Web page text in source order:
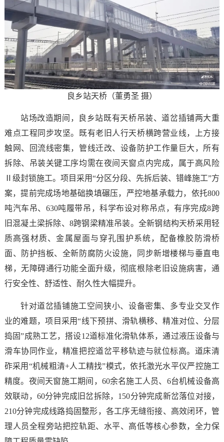
良乡站天桥（董勇圣 摄）
站场改造期间，良乡站既有天桥吊装、道岔插铺两大重
难点工程同步攻坚。既有老旧人行天桥横跨营业线，上方接
触网、回流线密集，管线迁改、设备防护工作量巨大，所有
拆除、吊装关键工序均需在夜间天窗点内完成，属于高风险
Ⅱ级封锁施工。项目采用“分区分段、先拆后装、错峰施工”方
案，提前完成场地基础换填碾压，严控地基承载力，依托800
吨汽车吊、630吨履带吊，科学布设对称吊点，有序完成8跨
旧混凝土梁拆除、8跨钢梁精准吊装。全新钢结构天桥采用轻
质高强材质、金属屋面与穿孔围护系统，配备橡胶防滑桥
面、防护挡板、全新防腐防火设施，同步新增楼梯与垂直电
梯，无障碍通行功能全面升级，彻底根除老旧设施病害，通
行安全性、舒适性、耐久性大幅提升。
针对道岔插铺施工空间狭小、设备密集、多专业交叉作
业的难题，项目采用“线下预拼、滑轨横移、精准对位、分层
捣固”成熟工艺，搭设12道标准化滑轨体系，通过液压设备与
滑车协同作业，精准把控道岔平移轨迹与就位标高。道床清
砟采用“机械粗清+人工精找”模式，依托激光水平仪严控施工
精度。夜间天窗施工期间，60余名施工人员、6台机械设备高
效联动，60分钟完成旧岔拆除，150分钟完成新岔落位对接，
210分钟完成线路捣固整形，各工序无缝衔接、高效闭环，管
理人员全程旁站把控轨距、水平、高低等核心参数，全力保